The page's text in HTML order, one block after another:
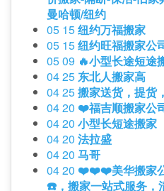
曼哈顿/纽约
05 15纽约万福搬家
05 15纽约旺福搬家公
05 09 🔥小型长途短途
04 25东北人搬家高
04 25搬家送货，提货
04 20 ❤️福吉顺搬家公
04 20 小型长短途搬家
04 20 法拉盛
04 20 马哥
04 20 ❤️❤️❤️美华搬家
☎️，搬家一站式服务，